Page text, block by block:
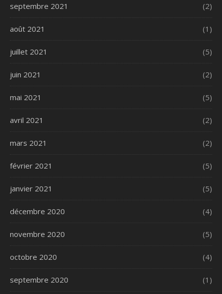
septembre 2021 (2)
août 2021 (1)
juillet 2021 (5)
juin 2021 (2)
mai 2021 (5)
avril 2021 (2)
mars 2021 (2)
février 2021 (5)
janvier 2021 (5)
décembre 2020 (4)
novembre 2020 (5)
octobre 2020 (4)
septembre 2020 (1)